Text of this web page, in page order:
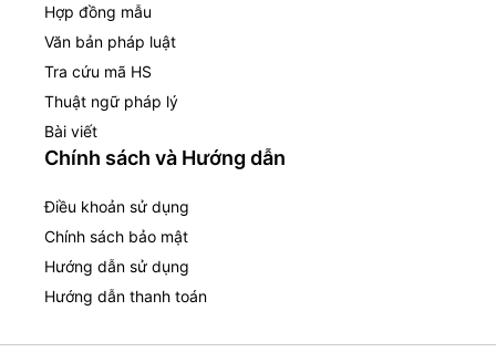
Hợp đồng mẫu
Văn bản pháp luật
Tra cứu mã HS
Thuật ngữ pháp lý
Bài viết
Chính sách và Hướng dẫn
Điều khoản sử dụng
Chính sách bảo mật
Hướng dẫn sử dụng
Hướng dẫn thanh toán